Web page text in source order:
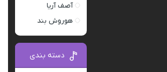
آصف آریا
هوروش بند
دسته بندی